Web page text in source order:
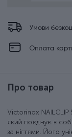
Умови
Оплата
Про товар
Victorinox NAILCLIP
який поєднує в
за нігтями. Його